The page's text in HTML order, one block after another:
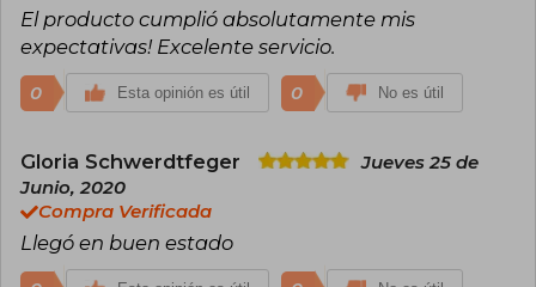
El producto cumplió absolutamente mis
expectativas! Excelente servicio.
0 Esta opinión es útil 0 No es útil
Gloria Schwerdtfeger
Jueves 25 de
Junio, 2020
Compra Verificada
Llegó en buen estado